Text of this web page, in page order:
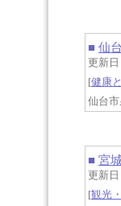
■ 仙
更新日
[健康
仙台市
■ 宮
更新日
[観光